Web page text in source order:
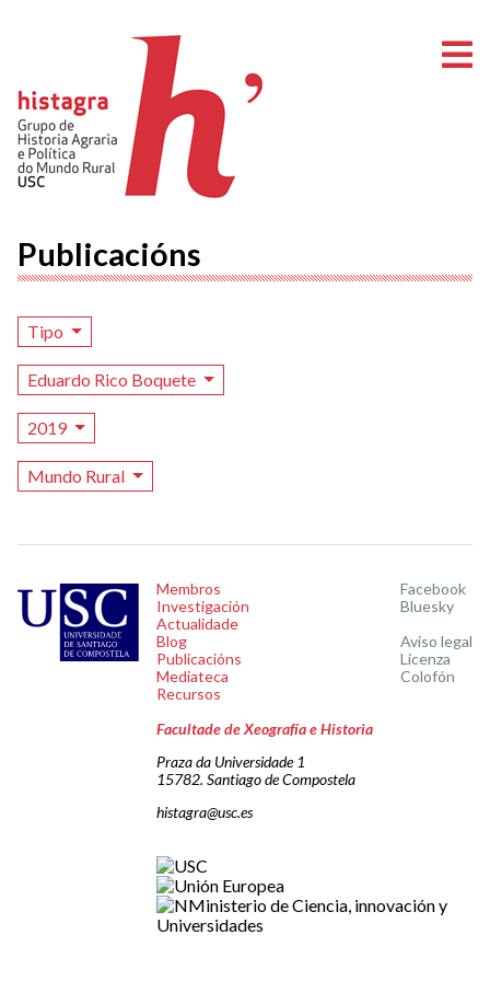
Publicacións
Tipo
Eduardo Rico Boquete
2019
Mundo Rural
Membros
Investigación
Actualidade
Blog
Publicacións
Mediateca
Recursos
Facebook
Bluesky
Aviso legal
Licenza
Colofón
Facultade de Xeografía e Historia
Praza da Universidade 1
15782. Santiago de Compostela
histagra@usc.es